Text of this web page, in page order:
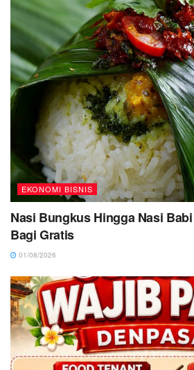
EKONOMI BISNIS
Nasi Bungkus Hingga Nasi
Bagi Gratis
01/08/2026